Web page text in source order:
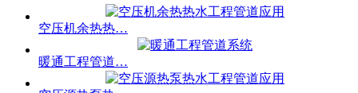
空压机余热热…
暖通工程管道…